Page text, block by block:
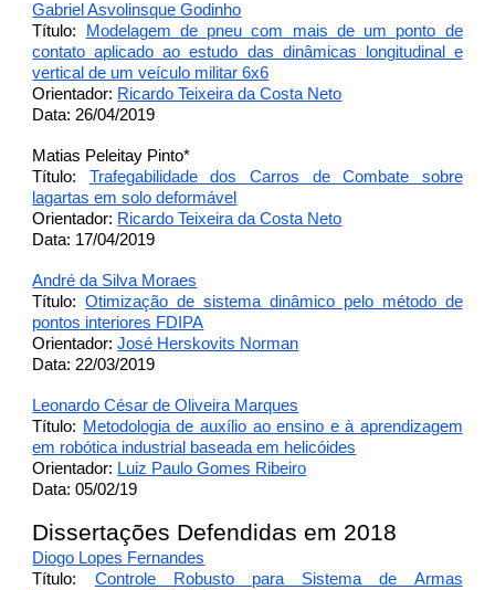
Gabriel Asvolinsque Godinho
Título:
Modelagem de pneu com mais de um ponto de
contato aplicado ao estudo das dinâmicas longitudinal e
vertical de um veículo militar 6x6
Orientador: Ricardo Teixeira da Costa Neto
Data: 26/04/2019
Matias Peleitay Pinto*
Título:
Trafegabilidade dos Carros de Combate sobre
lagartas em solo deformável
Orientador: Ricardo Teixeira da Costa Neto
Data: 17/04/2019
André da Silva Moraes
Título: Otimização de sistema dinâmico pelo método de
pontos interiores FDIPA
Orientador: José Herskovits Norman
Data: 22/03/2019
Leonardo César de Oliveira Marques
Título: Metodologia de auxílio ao ensino e à aprendizagem
em robótica industrial baseada em helicóides
Orientador: Luiz Paulo Gomes Ribeiro
Data: 05/02/19
Dissertações Defendidas em 2018
Diogo Lopes Fernandes
Título:
Controle Robusto para Sistema de Armas